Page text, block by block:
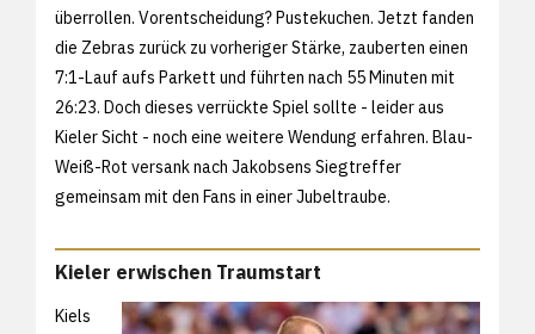
überrollen. Vorentscheidung? Pustekuchen. Jetzt fanden
die Zebras zurück zu vorheriger Stärke, zauberten einen
7:1-Lauf aufs Parkett und führten nach 55 Minuten mit
26:23. Doch dieses verrückte Spiel sollte - leider aus
Kieler Sicht - noch eine weitere Wendung erfahren. Blau-
Weiß-Rot versank nach Jakobsens Siegtreffer
gemeinsam mit den Fans in einer Jubeltraube.
Kieler erwischen Traumstart
Kiels